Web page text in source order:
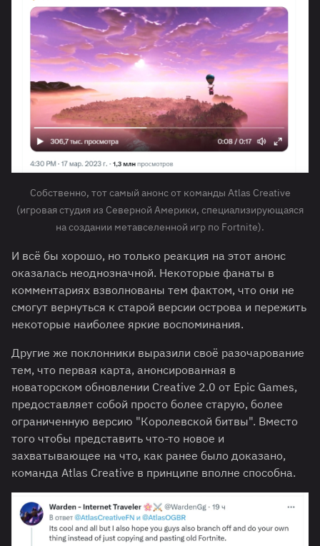
Собственно, тот самый анонс от команды Atlas Creative
(игровая студия из Северной Америки, специализирующаяся
на создании метавселенной игр по Fortnite).
И всё бы хорошо, но только реакция на этот анонс
оказалась неоднозначной. Некоторые фанаты в
комментариях взволнованы тем фактом, что они не
смогут вернуться к старой версии острова и пережить
некоторые наиболее яркие воспоминания.
Другие же поклонники выразили своё разочарование
тем, что первая карта, анонсированная в
новаторском обновлении Creative 2.0 от Epic Games,
предоставляет собой просто более старую, более
ограниченную версию "Королевской битвы". Вместо
того чтобы представить что-то новое и
захватывающее на что, как ранее было доказано,
команда Atlas Creative в принципе вполне способна.